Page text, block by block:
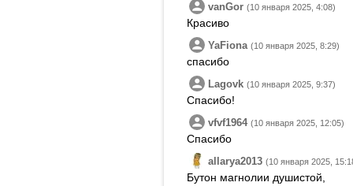
vanGor (10 января 2025, 4:08)
Красиво
YaFiona (10 января 2025, 8:29)
спасибо
Lagovk (10 января 2025, 9:37)
Спасибо!
vfvf1964 (10 января 2025, 12:05)
Спасибо
allarya2013 (10 января 2025,
Бутон магнолии душистой,